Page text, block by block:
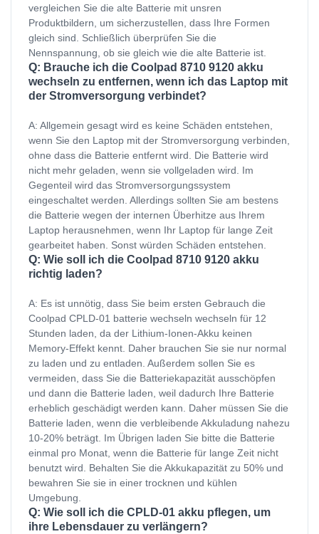
vergleichen Sie die alte Batterie mit unsren
Produktbildern, um sicherzustellen, dass Ihre Formen
gleich sind. Schließlich überprüfen Sie die
Nennspannung, ob sie gleich wie die alte Batterie ist.
Q: Brauche ich die Coolpad 8710 9120 akku
wechseln zu entfernen, wenn ich das Laptop mit
der Stromversorgung verbindet?
A: Allgemein gesagt wird es keine Schäden entstehen,
wenn Sie den Laptop mit der Stromversorgung verbinden,
ohne dass die Batterie entfernt wird. Die Batterie wird
nicht mehr geladen, wenn sie vollgeladen wird. Im
Gegenteil wird das Stromversorgungssystem
eingeschaltet werden. Allerdings sollten Sie am bestens
die Batterie wegen der internen Überhitze aus Ihrem
Laptop herausnehmen, wenn Ihr Laptop für lange Zeit
gearbeitet haben. Sonst würden Schäden entstehen.
Q: Wie soll ich die Coolpad 8710 9120 akku
richtig laden?
A: Es ist unnötig, dass Sie beim ersten Gebrauch die
Coolpad CPLD-01 batterie wechseln wechseln für 12
Stunden laden, da der Lithium-Ionen-Akku keinen
Memory-Effekt kennt. Daher brauchen Sie sie nur normal
zu laden und zu entladen. Außerdem sollen Sie es
vermeiden, dass Sie die Batteriekapazität ausschöpfen
und dann die Batterie laden, weil dadurch Ihre Batterie
erheblich geschädigt werden kann. Daher müssen Sie die
Batterie laden, wenn die verbleibende Akkuladung nahezu
10-20% beträgt. Im Übrigen laden Sie bitte die Batterie
einmal pro Monat, wenn die Batterie für lange Zeit nicht
benutzt wird. Behalten Sie die Akkukapazität zu 50% und
bewahren Sie sie in einer trocknen und kühlen
Umgebung.
Q: Wie soll ich die CPLD-01 akku pflegen, um
ihre Lebensdauer zu verlängern?